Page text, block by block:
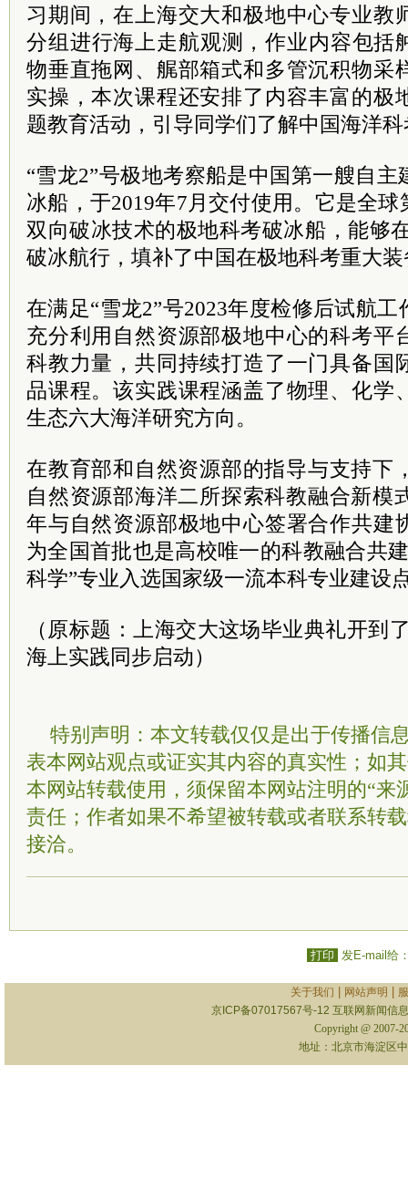
习期间，在上海交大和极地中心专业教
分组进行海上走航观测，作业内容包括
物垂直拖网、艉部箱式和多管沉积物采
实操，本次课程还安排了内容丰富的极
题教育活动，引导同学们了解中国海洋
“雪龙2”号极地考察船是中国第一艘自
冰船，于2019年7月交付使用。它是全
双向破冰技术的极地科考破冰船，能够
破冰航行，填补了中国在极地科考重大
在满足“雪龙2”号2023年度检修后试航
充分利用自然资源部极地中心的科考平
科教力量，共同持续打造了一门具备国
品课程。该实践课程涵盖了物理、化学
生态六大海洋研究方向。
在教育部和自然资源部的指导与支持下
自然资源部海洋二所探索科教融合新模
年与自然资源部极地中心签署合作共建
为全国首批也是高校唯一的科教融合共
科学”专业入选国家级一流本科专业建设
（原标题：上海交大这场毕业典礼开到
海上实践同步启动）
特别声明：本文转载仅仅是出于传播信
表本网站观点或证实其内容的真实性；如
本网站转载使用，须保留本网站注明的“来
责任；作者如果不希望被转载或者联系转
接洽。
打印 发E-mail给
关于我们 网站声明
京ICP备07017567号-12 互联网新闻信
Copyright @ 2007-
地址：北京市海淀区